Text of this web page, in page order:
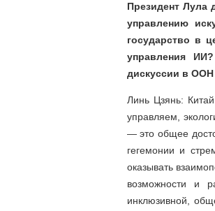
Президент Лула
управлению
государство в
управления
дискуссии в ООН
Линь Цзянь:
управляем,
— это общее
гегемонии и
оказывать
возможности и
инклюзивной,